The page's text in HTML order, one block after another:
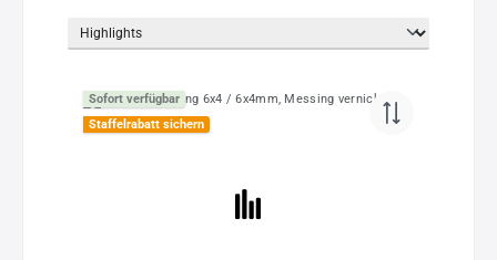
Sofort verfügbar
Staffelrabatt sichern